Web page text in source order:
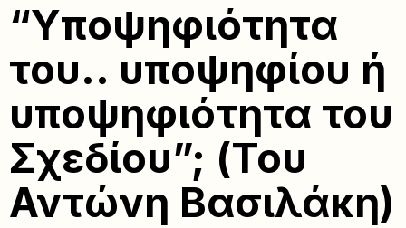
“Υποψηφιότητα
του.. υποψηφίου ή
υποψηφιότητα του
Σχεδίου”; (Του
Αντώνη Βασιλάκη)